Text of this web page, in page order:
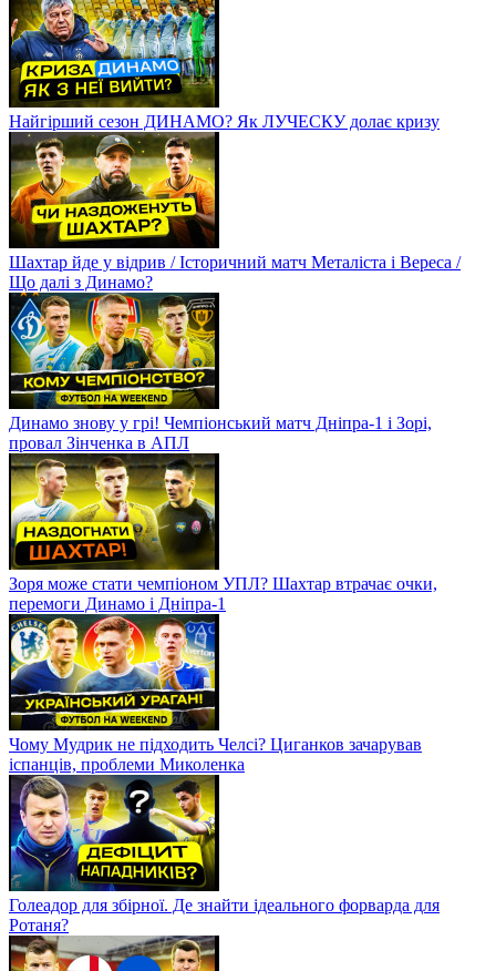
Найгірший сезон ДИНАМО? Як ЛУЧЕСКУ долає кризу
Шахтар йде у відрив / Історичний матч Металіста і Вереса /
Що далі з Динамо?
Динамо знову у грі! Чемпіонський матч Дніпра-1 і Зорі,
провал Зінченка в АПЛ
Зоря може стати чемпіоном УПЛ? Шахтар втрачає очки,
перемоги Динамо і Дніпра-1
Чому Мудрик не підходить Челсі? Циганков зачарував
іспанців, проблеми Миколенка
Голеадор для збірної. Де знайти ідеального форварда для
Ротаня?